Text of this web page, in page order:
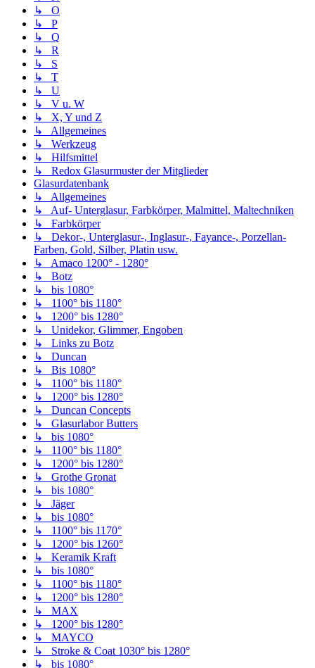
↳ O
↳ P
↳ Q
↳ R
↳ S
↳ T
↳ U
↳ V u. W
↳ X, Y und Z
↳ Allgemeines
↳ Werkzeug
↳ Hilfsmittel
↳ Redox Glasurmuster der Mitglieder
Glasurdatenbank
↳ Allgemeines
↳ Auf- Unterglasur, Farbkörper, Malmittel, Maltechniken
↳ Farbkörper
↳ Dekor-, Unterglasur-, Inglasur-, Fayance-, Porzellan-
Farben, Gold, Silber, Platin usw.
↳ Amaco 1200° - 1280°
↳ Botz
↳ bis 1080°
↳ 1100° bis 1180°
↳ 1200° bis 1280°
↳ Unidekor, Glimmer, Engoben
↳ Links zu Botz
↳ Duncan
↳ Bis 1080°
↳ 1100° bis 1180°
↳ 1200° bis 1280°
↳ Duncan Concepts
↳ Glasurlabor Butters
↳ bis 1080°
↳ 1100° bis 1180°
↳ 1200° bis 1280°
↳ Grothe Gronat
↳ bis 1080°
↳ Jäger
↳ bis 1080°
↳ 1100° bis 1170°
↳ 1200° bis 1260°
↳ Keramik Kraft
↳ bis 1080°
↳ 1100° bis 1180°
↳ 1200° bis 1280°
↳ MAX
↳ 1200° bis 1280°
↳ MAYCO
↳ Stroke & Coat 1030° bis 1280°
↳ bis 1080°